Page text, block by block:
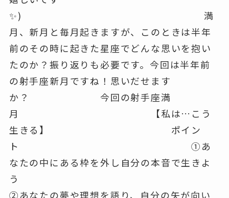
✨) 満
月、新月と毎月起きますが、このときは半年
前のその時に起きた星座でどんな思いを抱い
たのか？振り返りも必要です。今回は半年前
の射手座新月ですね！思いだせます
か？ 今回の射手座満
月 【私は…こう
生きる】 ポイン
ト ①あ
なたの中にある枠を外し自分の本音で生きよ
う
②あなたの夢や理想を語り、自分の矢が向い